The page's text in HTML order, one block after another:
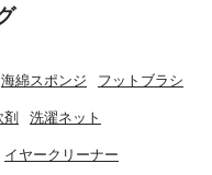
海綿スポンジ フットブラシ
剤 洗濯ネット
イヤークリーナー